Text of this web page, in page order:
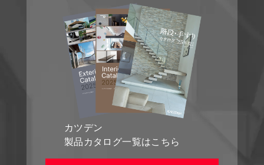
カツデン
製品カタログ一覧はこちら